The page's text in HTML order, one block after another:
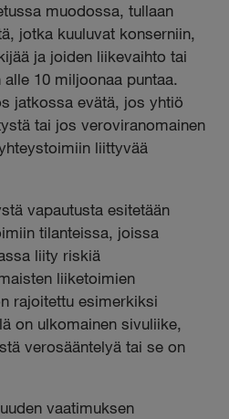
muodossa, tullaan
jotka kuuluvat konserniin,
ja joiden liikevaihto tai
10 miljoonaa puntaa.
jatkossa evätä, jos yhtiö
tai jos veroviranomainen
liittyvää
vapautusta esitetään
tilanteissa, joissa
liity riskiä
liiketoimien
rajoitettu esimerkiksi
on ulkomainen sivuliike,
verosääntelyä tai se on
vaatimuksen